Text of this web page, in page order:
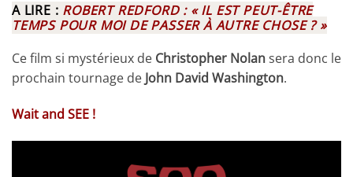
A LIRE : ROBERT REDFORD : « IL EST PEUT-ÊTRE
TEMPS POUR MOI DE PASSER À AUTRE CHOSE ? »
Ce film si mystérieux de Christopher Nolansera donc le
prochain tournage de John David Washington.
Wait and SEE !